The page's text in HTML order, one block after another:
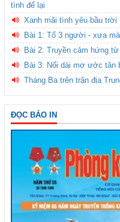
tình để lại
Xanh mãi tình yêu bầu trời
Bài 1: Tổ 3 người - xưa
Bài 2: Truyền cảm hứng
Bài 3: Nối dài mơ ước tân
Tháng Ba trên trận địa
ĐỌC BÁO IN